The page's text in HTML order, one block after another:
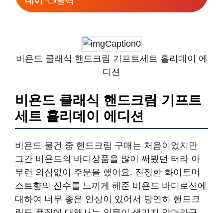
비욘드 클래식 핸드크림 기프트세트 홀리데이 에
디션
비욘드 클래식 핸드크림 기프트
세트 홀리데이 에디션
비욘드 물건 중 핸드크림 구매는 처음이었지만
그간 비욘드의 바디상품을 많이 써봤던 터라 아
무런 의심없이 주문을 했어요. 진정한 화이트머
스트향의 진수를 느끼게 해준 비욘드 바디로션에
대하여 너무 좋은 인상이 있어서 당연히 핸드크